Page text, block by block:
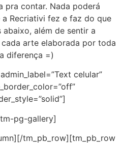
pra contar. Nada poderá
Recriativi fez e faz do que
além de sentir a
arte elaborada por toda
diferença =)
celular”
pg-gallery]
tm_pb_row][tm_pb_row